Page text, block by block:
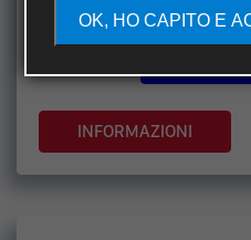
OK, HO CAPITO E